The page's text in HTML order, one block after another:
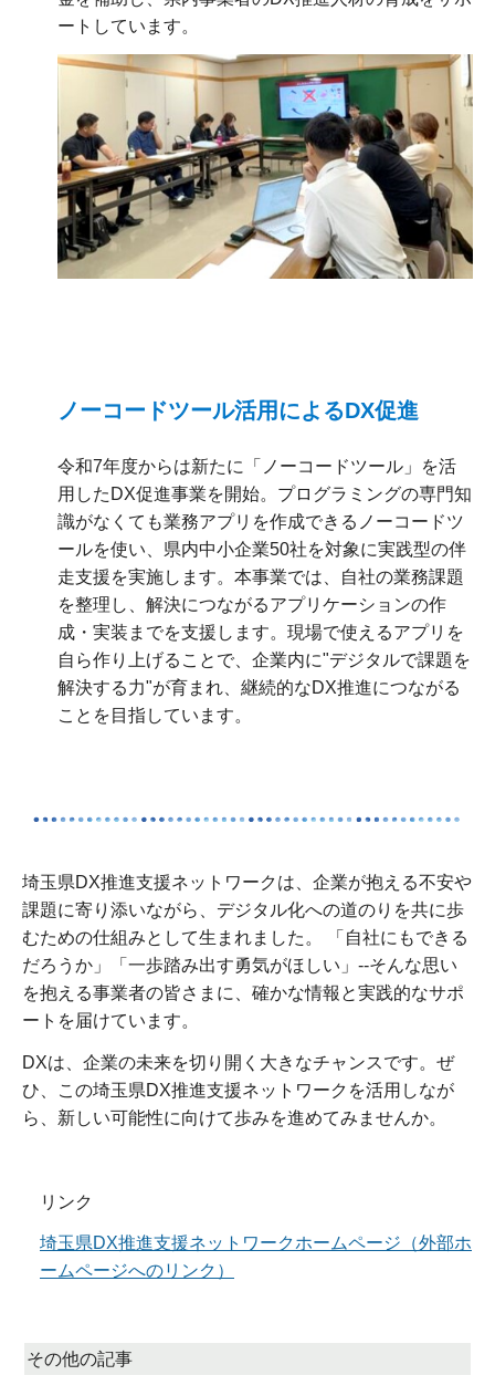
ートしています。
ノーコードツール活用によるDX促進
令和7年度からは新たに「ノーコードツール」を活
用したDX促進事業を開始。プログラミングの専門知
識がなくても業務アプリを作成できるノーコードツ
ールを使い、県内中小企業50社を対象に実践型の伴
走支援を実施します。本事業では、自社の業務課題
を整理し、解決につながるアプリケーションの作
成・実装までを支援します。現場で使えるアプリを
自ら作り上げることで、企業内に"デジタルで課題を
解決する力"が育まれ、継続的なDX推進につながる
ことを目指しています。
埼玉県DX推進支援ネットワークは、企業が抱える不安や
課題に寄り添いながら、デジタル化への道のりを共に歩
むための仕組みとして生まれました。 「自社にもできる
だろうか」「一歩踏み出す勇気がほしい」--そんな思い
を抱える事業者の皆さまに、確かな情報と実践的なサポ
ートを届けています。
DXは、企業の未来を切り開く大きなチャンスです。ぜ
ひ、この埼玉県DX推進支援ネットワークを活用しなが
ら、新しい可能性に向けて歩みを進めてみませんか。
リンク
埼玉県DX推進支援ネットワークホームページ（外部ホ
ームページへのリンク）
その他の記事